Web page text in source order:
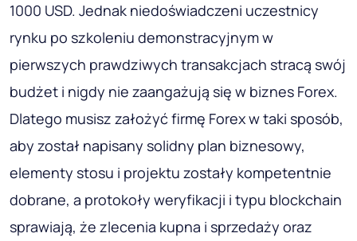
1000 USD. Jednak niedoświadczeni uczestnicy
rynku po szkoleniu demonstracyjnym w
pierwszych prawdziwych transakcjach stracą swój
budżet i nigdy nie zaangażują się w biznes Forex.
Dlatego musisz założyć firmę Forex w taki sposób,
aby został napisany solidny plan biznesowy,
elementy stosu i projektu zostały kompetentnie
dobrane, a protokoły weryfikacji i typu blockchain
sprawiają, że zlecenia kupna i sprzedaży oraz